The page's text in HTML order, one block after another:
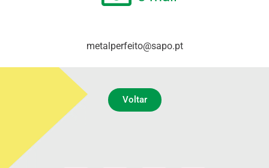
metalperfeito@sapo.pt
Voltar